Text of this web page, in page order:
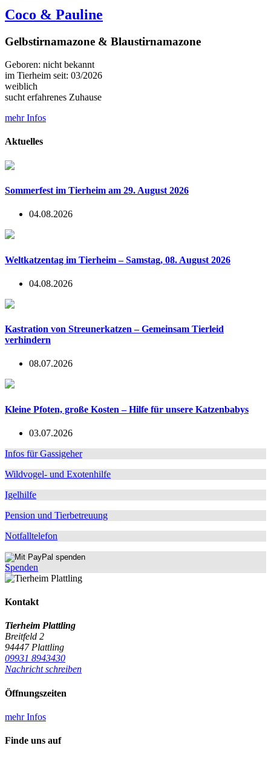
Coco & Pauline
Gelbstirnamazone & Blaustirnamazone
Geboren: nicht bekannt
im Tierheim seit: 03/2026
weiblich
sucht erfahrenes Zuhause
mehr Infos
Aktuelles
Sommerfest im Tierheim am 29. August 2026
04.08.2026
Weltkatzentag im Tierheim – Samstag, 08. August 2026
04.08.2026
Kastration von Streunerkatzen – Gemeinsam Tierleid
verhindern
08.07.2026
Kleine Pfoten, große Kosten – Hilfe für unsere Katzenbabys
03.07.2026
Infos für Gassigeher
Wildvogel- und Exotenhilfe
Igelhilfe
Pension und Tierbetreuung
Notfalltelefon
Spenden
Kontakt
Tierheim Plattling
Breitfeld 2
94447 Plattling
09931 8943430
Nachricht schreiben
Öffnungszeiten
mehr Infos
Finde uns auf